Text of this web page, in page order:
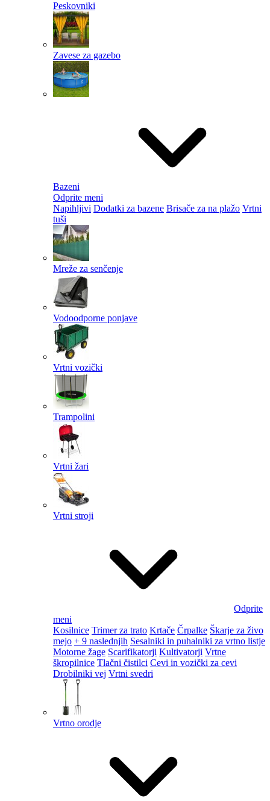
Peskovniki
Zavese za gazebo
Bazeni
Odprite meni
Napihljivi Dodatki za bazene Brisače za na plažo Vrtni
tuši
Mreže za senčenje
Vodoodporne ponjave
Vrtni vozički
Trampolini
Vrtni žari
Vrtni stroji
Odprite
meni
Kosilnice Trimer za trato Krtače Črpalke Škarje za živo
mejo + 9 naslednjih Sesalniki in puhalniki za vrtno listje
Motorne žage Scarifikatorji Kultivatorji Vrtne
škropilnice Tlačni čistilci Cevi in vozički za cevi
Drobilniki vej Vrtni svedri
Vrtno orodje